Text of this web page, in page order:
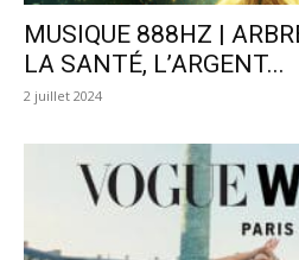
MUSIQUE 888HZ |
LA SANTÉ, L’ARGENT...
2 juillet 2024